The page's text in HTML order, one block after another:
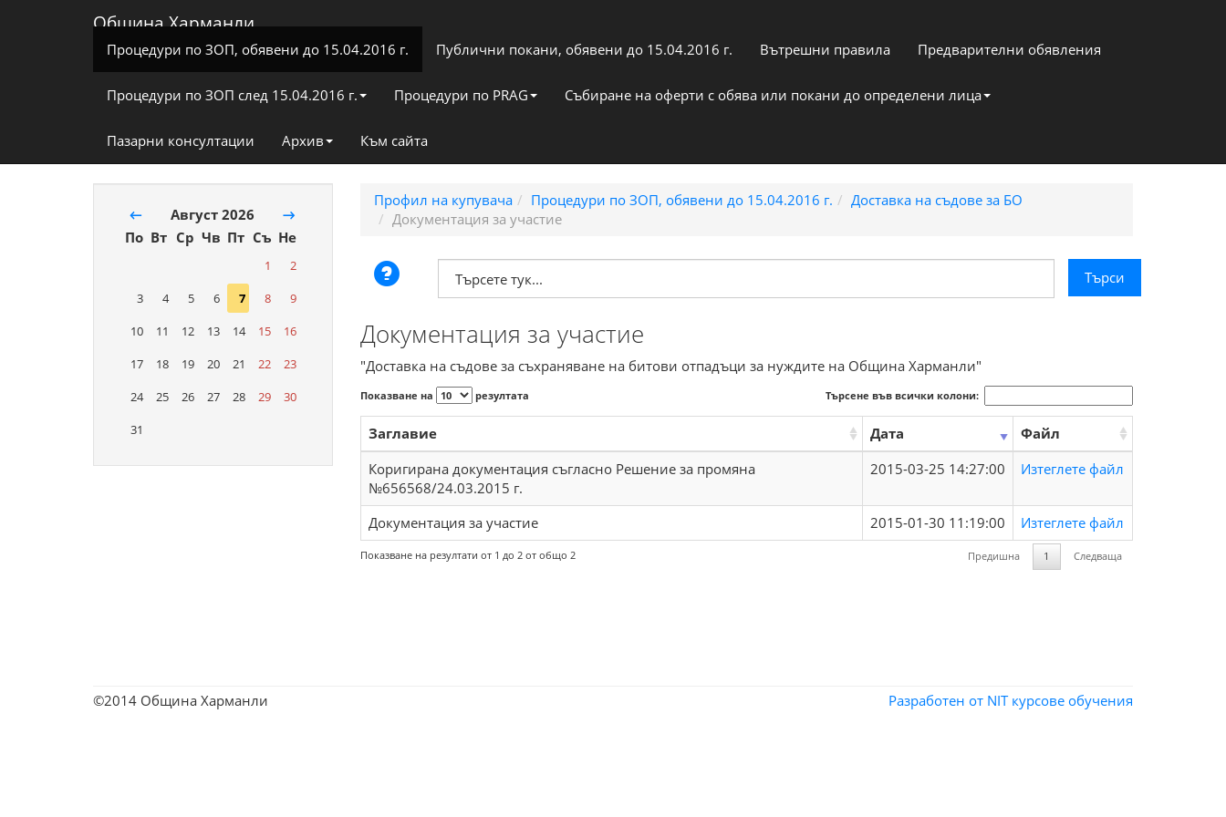
Община Харманли
Процедури по ЗОП, обявени до 15.04.2016 г. Публични покани, обявени до 15.04.2016 г. Вътрешни правила Предварителни обявления
Процедури по ЗОП след 15.04.2016 г. Процедури по PRAG Събиране на оферти с обява или покани до определени лица
Пазарни консултации Архив Към сайта
← Август 2026
→
По Вт Ср Чв Пт Съ Не
1
2
3
4 5 6 7 8
9
10
11 12 13 14 15
16
17
18 19 20 21 22
23
24
25 26 27 28 29
30
31
Профил на купувача Процедури по ЗОП, обявени до 15.04.2016 г.
Доставка на съдове за БО
Документация за участие
Документация за участие
"Доставка на съдове за съхраняване на битови отпадъци за нуждите на Община Харманли"
Показване на резултата Търсене във всички колони:
Заглавие Дата
Файл
Коригирана документация съгласно Решение за промяна
№656568/24.03.2015 г.
2015-03-25 14:27:00 Изтеглете файл
Документация за участие 2015-01-30 11:19:00 Изтеглете файл
Показване на резултати от 1 до 2 от общо 2 Предишна 1 Следваща
©2014 Община Харманли Разработен от NIT курсове обучения